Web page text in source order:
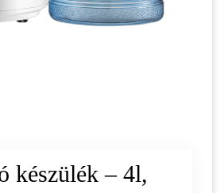
készülék – 4l,